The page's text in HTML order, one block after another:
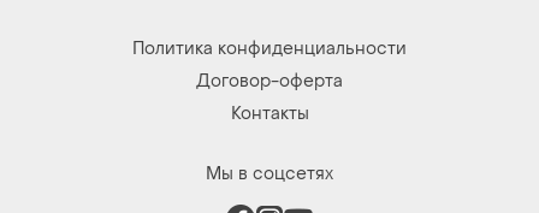
Политика конфиденциальности
Договор-оферта
Контакты
Мы в соцсетях